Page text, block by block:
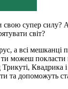
свою супер
світ?
а всі мешканці
ти можеш покласти
Трикуті, Квадрика
та допоможуть